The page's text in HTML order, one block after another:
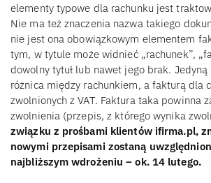
elementy typowe dla rachunku jest
Nie ma też znaczenia nazwa takiego
nie jest ona obowiązkowym elementem
tym, w tytule może widnieć „rachunek”,
dowolny tytuł lub nawet jego brak.
różnica między rachunkiem, a fakturą dla
zwolnionych z VAT. Faktura taka powinna
zwolnienia (przepis, z którego wynika
związku z prośbami klientów ifirma.pl,
nowymi przepisami zostaną
najbliższym wdrożeniu – ok. 14 lutego.